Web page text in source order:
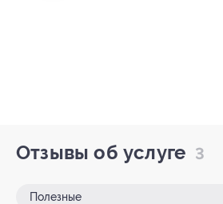
Отзывы об услуге 3
Полезные